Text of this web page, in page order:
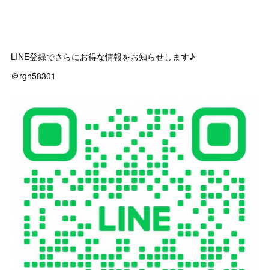
LINE登録でさらにお得な情報をお知らせします♪
＠rgh58301